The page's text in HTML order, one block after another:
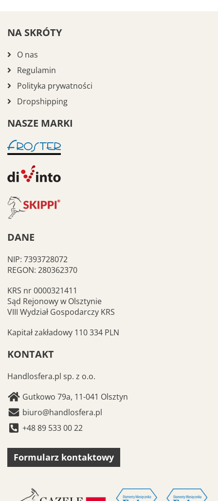
NA SKRÓTY
O nas
Regulamin
Polityka prywatności
Dropshipping
NASZE MARKI
DANE
NIP: 7393728072
REGON: 280362370
KRS nr 0000321411
Sąd Rejonowy w Olsztynie
VIII Wydział Gospodarczy KRS
Kapitał zakładowy 110 334 PLN
KONTAKT
Handlosfera.pl sp. z o.o.
Gutkowo 79a, 11-041 Olsztyn
biuro@handlosfera.pl
+48 89 533 00 22
Formularz kontaktowy